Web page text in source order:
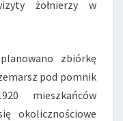
żołnierzy w
zbiórkę
pod pomnik
mieszkańców
okolicznościowe